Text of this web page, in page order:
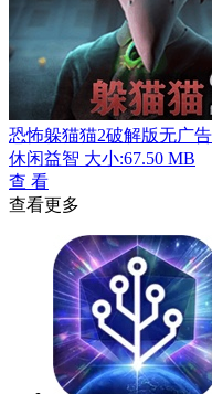
恐怖躲猫猫2破解版无广
休闲益智 大小:67.50 MB
查 看
查看更多